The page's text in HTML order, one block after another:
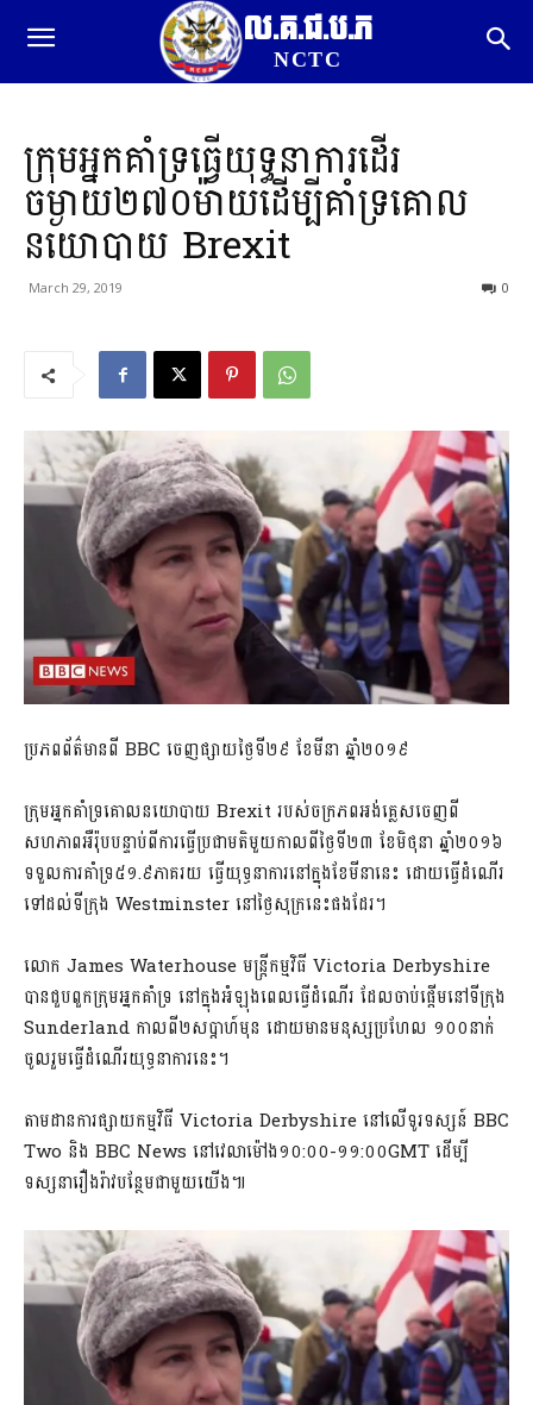
ល.គ.ជ.ប.ភ
NCTC
ក្រុមអ្នកគាំទ្រធ្វើយុទ្ធនាការដើរ
ចម្ងាយ២៧០ម៉ាយដើម្បីគាំទ្រគោល
នយោបាយ Brexit
March 29, 2019 0
ប្រភពព័ត៌មានពី​ BBC ចេញផ្សាយថ្ងៃទី២៩ ខែមីនា ឆ្នាំ២០១៩
ក្រុមអ្នកគាំទ្រគោលនយោបាយ Brexit របស់ចក្រភពអង់គ្លេសចេញពី
សហភាពអឺរ៉ុបបន្ទាប់ពីការធ្វើប្រជាមតិមួយកាលពីថ្ងៃទី២៣ ខែមិថុនា ឆ្នាំ២០១៦
ទទួលការគាំទ្រ៥១.៩ភាគរយ ធ្វើយុទ្ធនាការនៅក្នុងខែមីនានេះ ដោយធ្វើដំណើរ
ទៅដល់ទីក្រុង Westminster នៅថ្ងៃសុក្រនេះផងដែរ។
លោក James Waterhouse មន្ត្រីកម្មវិធី Victoria Derbyshire
បានជួបពួកក្រុមអ្នកគាំទ្រ នៅក្នុងអំឡុងពេលធ្វើដំណើរ ដែលចាប់ផ្តើមនៅទីក្រុង
Sunderland កាលពី២សប្តាហ៍មុន ដោយមានមនុស្សប្រហែល ១០០នាក់
ចូលរួមធ្វើដំណើរយុទ្ធនាការនេះ។
តាមដានការផ្សាយកម្មវិធី Victoria Derbyshire នៅលើទូរទស្សន៍ BBC
Two និង BBC News នៅវេលាម៉ៅង១០:០០-១១:០០GMT ដើម្បី
ទស្សនារឿងរ៉ាវបន្ថែមជាមួយយើង៕